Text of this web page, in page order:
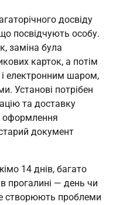
досвіду
посвідчують особу.
заміна була
карток, а потім
і електронним шаром,
Установі потрібен
та доставку
оформлення
документ
14 днів, багато
прогалині — день чи
створюють проблеми